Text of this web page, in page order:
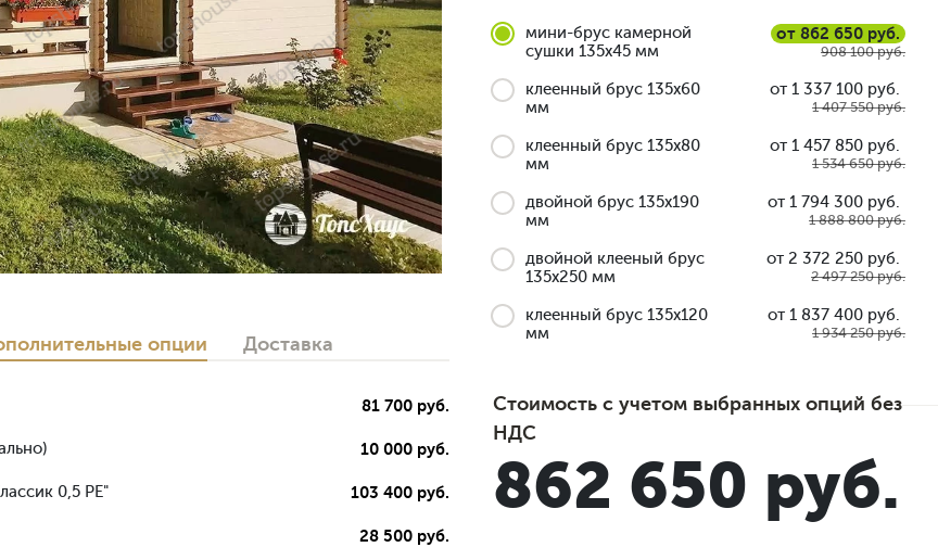
опции Доставка
81 700 руб.
10 000 руб.
0,5 РЕ" 103 400 руб.
28 500 руб.
мини-брус камерной
сушки 135x45 мм
от 862 650 руб.
908 100 руб.
клеенный брус 135x60
мм
от 1 337 100 руб.
1 407 550 руб.
клеенный брус 135x80
мм
от 1 457 850 руб.
1 534 650 руб.
двойной брус 135x190
мм
от 1 794 300 руб.
1 888 800 руб.
двойной клееный брус
135x250 мм
от 2 372 250 руб.
2 497 250 руб.
клеенный брус 135x120
мм
от 1 837 400 руб.
1 934 250 руб.
Стоимость с учетом выбранных опций без
НДС
862 650 руб.